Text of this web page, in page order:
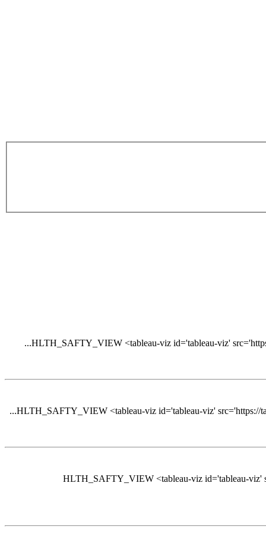
HLTH_SAFTY_VIEW <tableau-viz id='tableau-viz'
HLTH_SAFTY_VIEW <tableau-viz id='tableau-viz' src='https://
HLTH_SAFTY_VIEW <tableau-viz id='tableau-viz'